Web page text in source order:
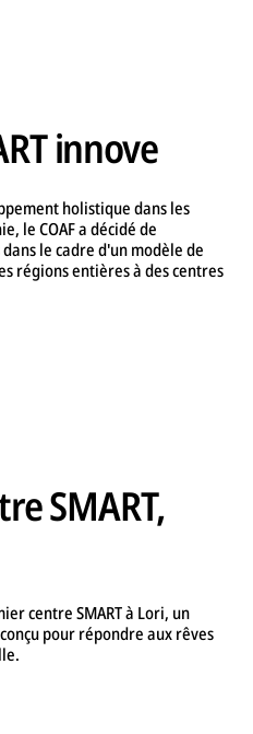
innove
holistique dans les
le COAF a décidé de
le cadre d'un modèle de
régions entières à des centres
SMART,
centre SMART à Lori, un
pour répondre aux rêves